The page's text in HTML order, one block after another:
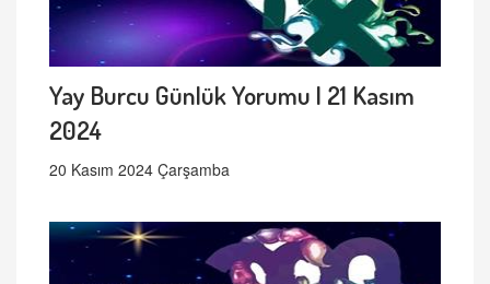
Yay Burcu Günlük Yorumu | 21 Kasım
2024
20 Kasım 2024 Çarşamba